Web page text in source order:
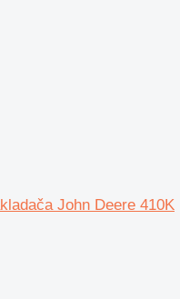
John Deere 410K